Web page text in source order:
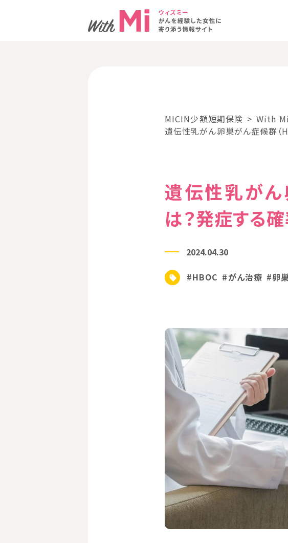
MICIN少額短期保険 With Mi
遺伝性乳がん卵巣がん症候群（
遺伝性乳がん
は？発症する
2024.04.30
#HBOC #がん治療 #卵